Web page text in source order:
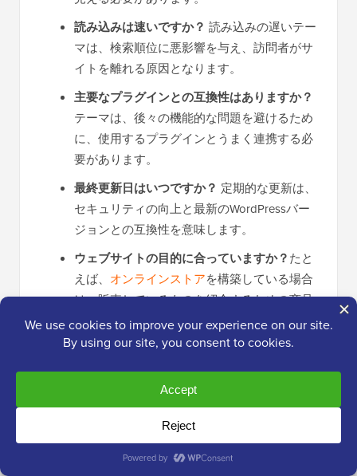
読み込みは速いですか？ 読み込みの遅いテー
マは、検索順位に悪影響を与え、訪問者がサ
イトを離れる原因となります。
主要なプラグインとの互換性はありますか？
テーマは、後々の機能的な問題を避けるため
に、使用するプラグインとうまく連携する必
要があります。
最終更新日はいつですか？ 定期的な更新は、
セキュリティの向上と最新のWordPressバー
ジョンとの互換性を意味します。
ウェブサイトの目的に合っていますか？たと
えば、 オンラインストアを構築している場合
は、販売しているものを紹介するための商品
ギャラリーなどの機能がテーマにあることを
確認してください。
予算はいくらですか？すべての無料テーマが
低品質ではなく、すべてのプレミアムテーマ
が最高のサポートを受けているわけではあり
ません。詳細については、
WordPressテーマの比較をご覧ください。